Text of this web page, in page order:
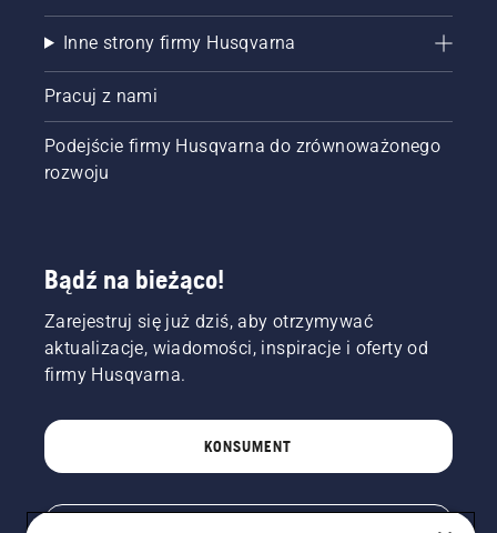
Inne strony firmy Husqvarna
Pracuj z nami
Podejście firmy Husqvarna do zrównoważonego
rozwoju
Bądź na bieżąco!
Zarejestruj się już dziś, aby otrzymywać
aktualizacje, wiadomości, inspiracje i oferty od
firmy Husqvarna.
KONSUMENT